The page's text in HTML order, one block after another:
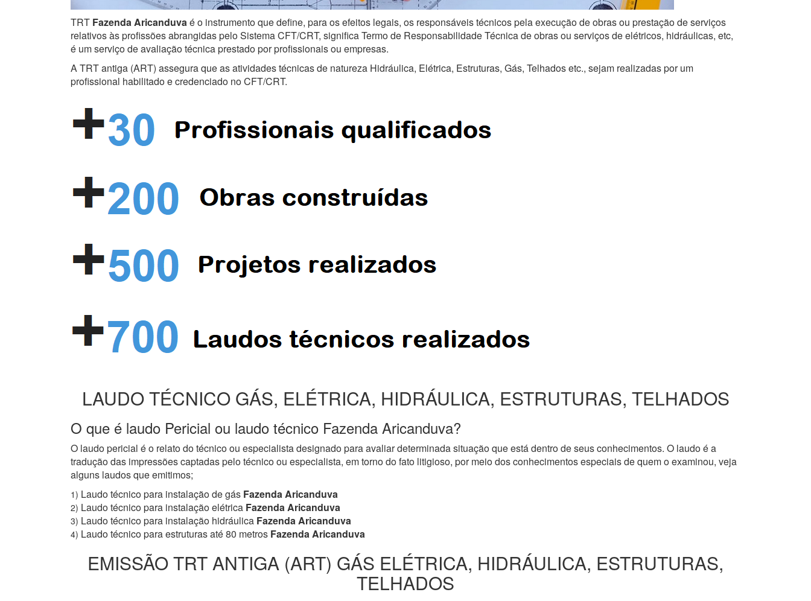
TRT Fazenda Aricanduvaé o instrumento que define, para os efeitos legais, os responsáveis técnicos pela execução de obras ou prestação de serviços
relativos às profissões abrangidas pelo Sistema CFT/CRT, significa Termo de Responsabilidade Técnica de obras ou serviços de elétricos, hidráulicas, etc,
é um serviço de avaliação técnica prestado por profissionais ou empresas.
A TRT antiga (ART) assegura que as atividades técnicas de natureza Hidráulica, Elétrica, Estruturas, Gás, Telhados etc., sejam realizadas por um
profissional habilitado e credenciado no CFT/CRT.
LAUDO TÉCNICO GÁS, ELÉTRICA, HIDRÁULICA, ESTRUTURAS, TELHADOS
O que é laudo Pericial ou laudo técnico Fazenda Aricanduva?
O laudo pericial é o relato do técnico ou especialista designado para avaliar determinada situação que está dentro de seus conhecimentos. O laudo é a
tradução das impressões captadas pelo técnico ou especialista, em torno do fato litigioso, por meio dos conhecimentos especiais de quem o examinou, veja
alguns laudos que emitimos;
1) Laudo técnico para instalação de gás Fazenda Aricanduva
2) Laudo técnico para instalação elétrica Fazenda Aricanduva
3) Laudo técnico para instalação hidráulica Fazenda Aricanduva
4) Laudo técnico para estruturas até 80 metros Fazenda Aricanduva
EMISSÃO TRT ANTIGA (ART) GÁS ELÉTRICA, HIDRÁULICA, ESTRUTURAS,
TELHADOS